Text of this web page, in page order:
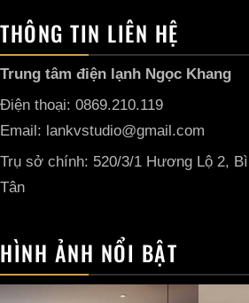
THÔNG TIN LIÊN HỆ
Trung tâm điện lạnh Ngọc Khang
Điện thoại: 0869.210.119
Email: lankvstudio@gmail.com
Trụ sở chính: 520/3/1 Hương Lộ 2,
Tân
HÌNH ẢNH NỔI BẬT